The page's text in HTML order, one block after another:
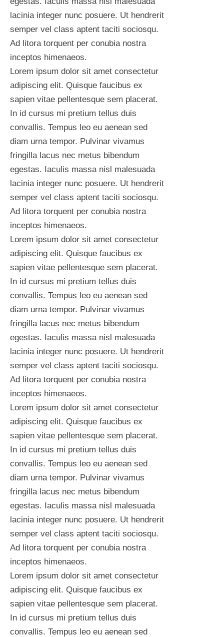
lacinia integer nunc posuere. Ut hendrerit
semper vel class aptent taciti sociosqu.
Ad litora torquent per conubia nostra
inceptos himenaeos.
Lorem ipsum dolor sit amet consectetur
adipiscing elit. Quisque faucibus ex
sapien vitae pellentesque sem placerat.
In id cursus mi pretium tellus duis
convallis. Tempus leo eu aenean sed
diam urna tempor. Pulvinar vivamus
fringilla lacus nec metus bibendum
egestas. Iaculis massa nisl malesuada
lacinia integer nunc posuere. Ut hendrerit
semper vel class aptent taciti sociosqu.
Ad litora torquent per conubia nostra
inceptos himenaeos.
Lorem ipsum dolor sit amet consectetur
adipiscing elit. Quisque faucibus ex
sapien vitae pellentesque sem placerat.
In id cursus mi pretium tellus duis
convallis. Tempus leo eu aenean sed
diam urna tempor. Pulvinar vivamus
fringilla lacus nec metus bibendum
egestas. Iaculis massa nisl malesuada
lacinia integer nunc posuere. Ut hendrerit
semper vel class aptent taciti sociosqu.
Ad litora torquent per conubia nostra
inceptos himenaeos.
Lorem ipsum dolor sit amet consectetur
adipiscing elit. Quisque faucibus ex
sapien vitae pellentesque sem placerat.
In id cursus mi pretium tellus duis
convallis. Tempus leo eu aenean sed
diam urna tempor. Pulvinar vivamus
fringilla lacus nec metus bibendum
egestas. Iaculis massa nisl malesuada
lacinia integer nunc posuere. Ut hendrerit
semper vel class aptent taciti sociosqu.
Ad litora torquent per conubia nostra
inceptos himenaeos.
Lorem ipsum dolor sit amet consectetur
adipiscing elit. Quisque faucibus ex
sapien vitae pellentesque sem placerat.
In id cursus mi pretium tellus duis
convallis. Tempus leo eu aenean sed